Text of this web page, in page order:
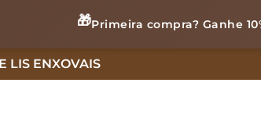
🎁Primeira compra? Ganhe
LIS ENXOVAIS